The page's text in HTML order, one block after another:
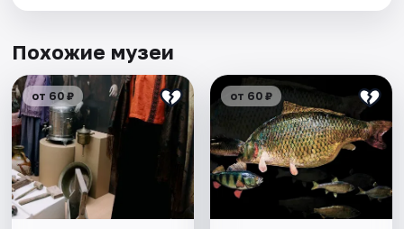
Похожие музеи
от 60 ₽ от 60 ₽